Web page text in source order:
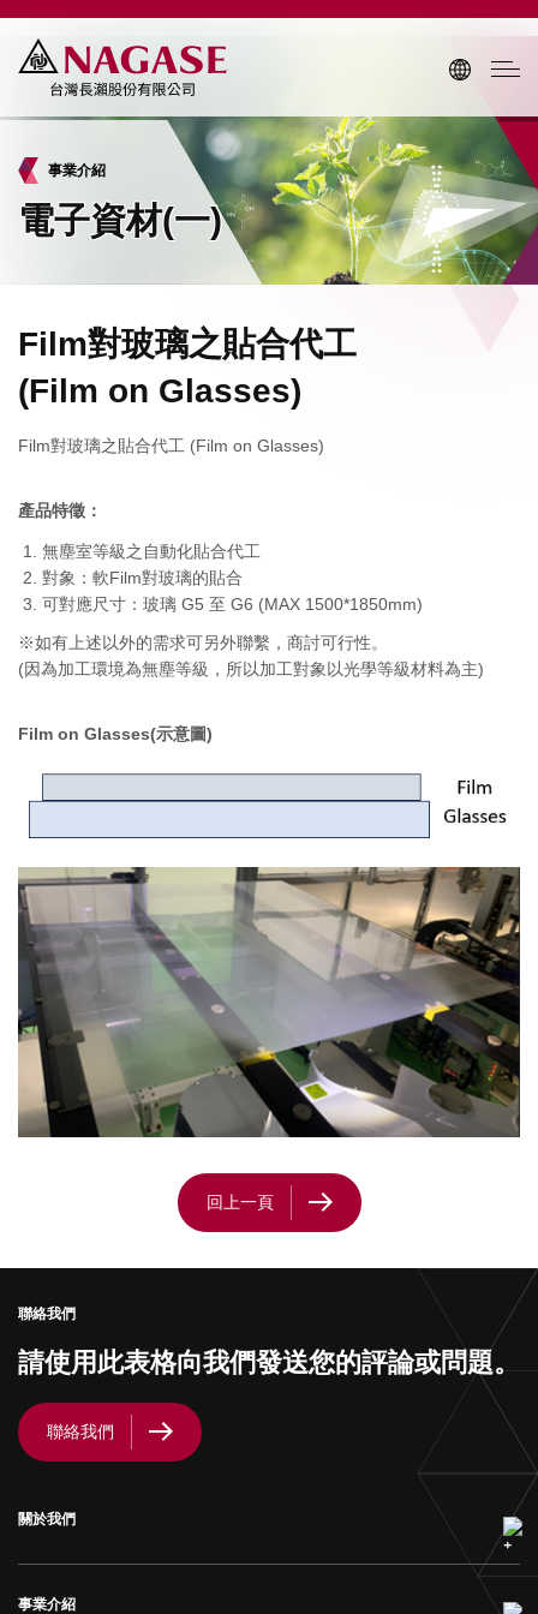
事業介紹
電子資材(一)
Film對玻璃之貼合代工
(Film on Glasses)
Film對玻璃之貼合代工 (Film on Glasses)
產品特徵：
無塵室等級之自動化貼合代工
對象：軟Film對玻璃的貼合
可對應尺寸：玻璃 G5 至 G6 (MAX 1500*1850mm)
※如有上述以外的需求可另外聯繫，商討可行性。
(因為加工環境為無塵等級，所以加工對象以光學等級材料為主)
Film on Glasses(示意圖)
回上一頁
聯絡我們
請使用此表格向我們發送您的評論或問題。
聯絡我們
關於我們
事業介紹